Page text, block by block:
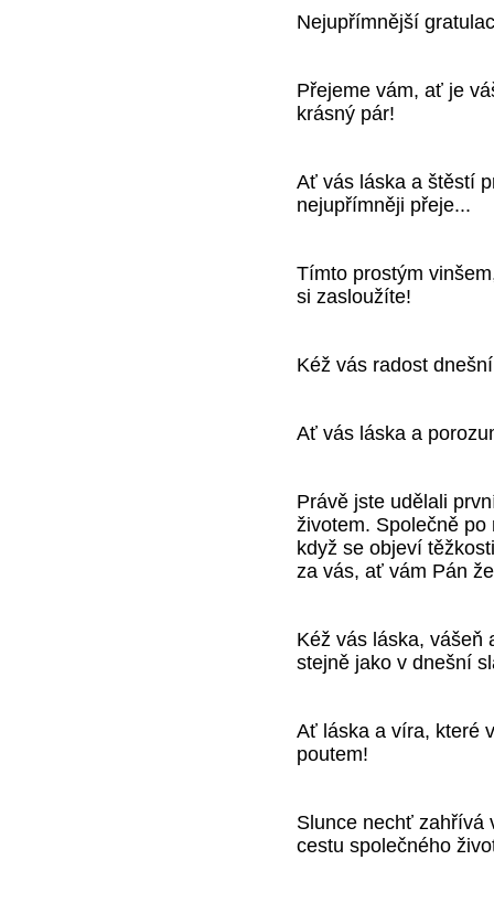
Nejupřímnější
Přejeme vám, ať je
krásný pár!
Ať vás láska a štěstí
nejupřímněji přeje...
Tímto prostým
si zasloužíte!
Kéž vás radost
Ať vás láska a
Právě jste udělali
životem. Společně
když se objeví
za vás, ať vám Pán
Kéž vás láska, vášeň
stejně jako v dnešní
Ať láska a víra, které
poutem!
Slunce nechť zahřívá
cestu společného